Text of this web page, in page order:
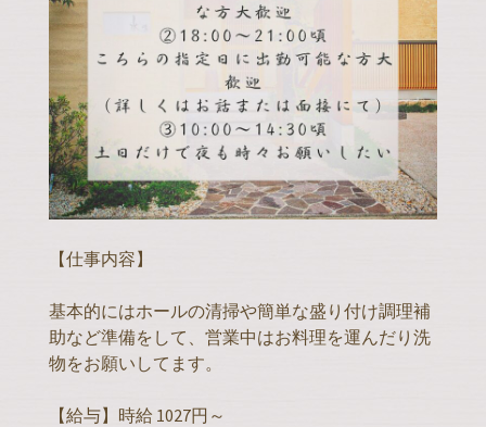
【仕事内容】
基本的にはホールの清掃や簡単な盛り付け調理補
助など準備をして、営業中はお料理を運んだり洗
物をお願いしてます。
【給与】時給 1027円～